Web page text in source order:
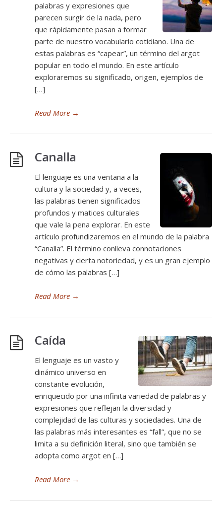
palabras y expresiones que
parecen surgir de la nada, pero
que rápidamente pasan a formar
parte de nuestro vocabulario cotidiano. Una de
estas palabras es “capear”, un término del argot
popular en todo el mundo. En este artículo
exploraremos su significado, origen, ejemplos de
[…]
Read More →
Canalla
El lenguaje es una ventana a la
cultura y la sociedad y, a veces,
las palabras tienen significados
profundos y matices culturales
que vale la pena explorar. En este
artículo profundizaremos en el mundo de la palabra
“Canalla”. El término conlleva connotaciones
negativas y cierta notoriedad, y es un gran ejemplo
de cómo las palabras […]
Read More →
Caída
El lenguaje es un vasto y
dinámico universo en
constante evolución,
enriquecido por una infinita variedad de palabras y
expresiones que reflejan la diversidad y
complejidad de las culturas y sociedades. Una de
las palabras más interesantes es “fall”, que no se
limita a su definición literal, sino que también se
adopta como argot en […]
Read More →